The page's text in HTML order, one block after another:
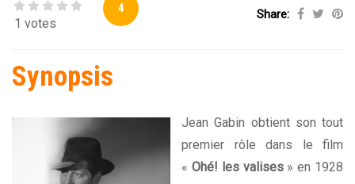
1 votes
4 Share:
Synopsis
Jean Gabin obtient son tout
premier rôle dans le film
« Ohé! les valises» en 1928